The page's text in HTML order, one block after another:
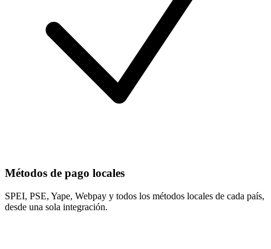
Métodos de pago locales
SPEI, PSE, Yape, Webpay y todos los métodos locales de cada país,
desde una sola integración.